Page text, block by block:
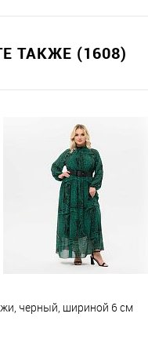
ТАКЖЕ (1608)
черный, шириной 6 см